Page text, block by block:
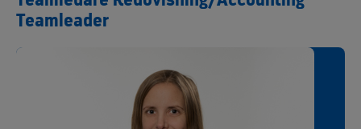
Teamleader